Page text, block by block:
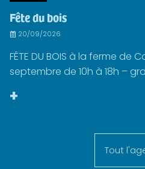
Fête du bois
20/09/2026
FÊTE DU BOIS à la ferme de
septembre de 10h à 18h –
+
Tout